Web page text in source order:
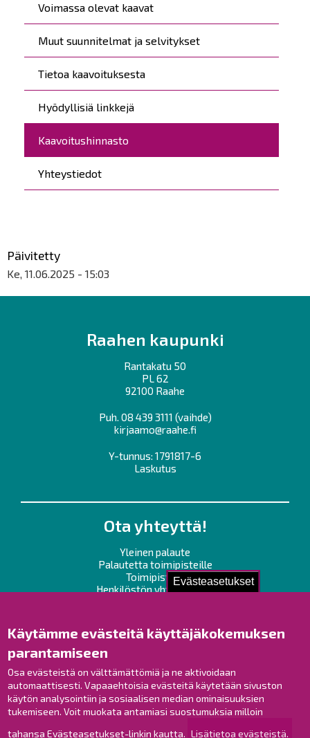
Evästeasetukset
Käytämme evästeitä käyttäjäkokemuksen
parantamiseen
Osa evästeistä on välttämättömiä ja ne aktivoidaan
automaattisesti. Vapaaehtoisia evästeitä käytetään sivuston
käytön analysointiin ja sosiaalisen median ominaisuuksien
tukemiseen. Voit muokata antamiasi suostumuksia milloin
tahansa Evästeasetukset-linkin kautta. Lisätietoa evästeistä.
Voimassa olevat kaavat
Muut suunnitelmat ja selvitykset
Tietoa kaavoituksesta
Hyödyllisiä linkkejä
Kaavoitushinnasto
Yhteystiedot
Päivitetty
Ke, 11.06.2025 - 15:03
Raahen kaupunki
Rantakatu 50
PL 62
92100 Raahe
Puh. 08 439 3111 (vaihde)
kirjaamo@raahe.fi
Y-tunnus: 1791817-6
Laskutus
Ota yhteyttä!
Yleinen palaute
Palautetta toimipisteille
Toimipisteet
Henkilöstön yhteystiedot
Raahe Facebookissa
Raahe Instagramissa
Raahe LinkedInissä
Raahe YouTubessa